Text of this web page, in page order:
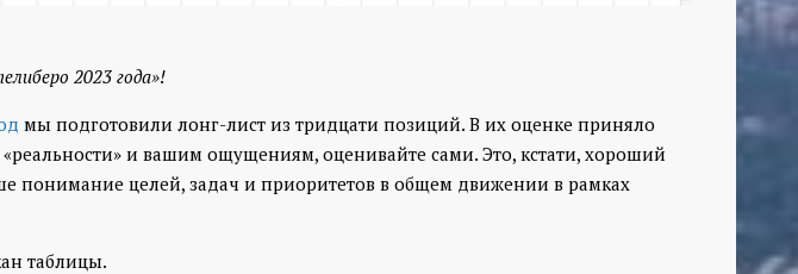
2023 года»!
мы подготовили лонг-лист из тридцати позиций. В их оценке приняло
«реальности» и вашим ощущениям, оценивайте сами. Это, кстати, хороший
понимание целей, задач и приоритетов в общем движении в рамках
таблицы.